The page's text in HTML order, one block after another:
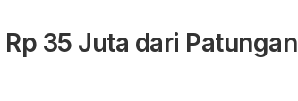
35 Juta dari Patungan